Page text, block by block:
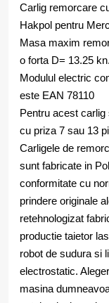
Carlig remorcare
Hakpol pentru
Masa maxim
o forta D= 13.25 kn.
Modulul electric
este EAN 78110
Pentru acest
cu priza 7 sau 13
Carligele de
sunt fabricate in
conformitate cu
prindere originale
retehnologizat
productie taietor
robot de sudura si
electrostatic.
masina